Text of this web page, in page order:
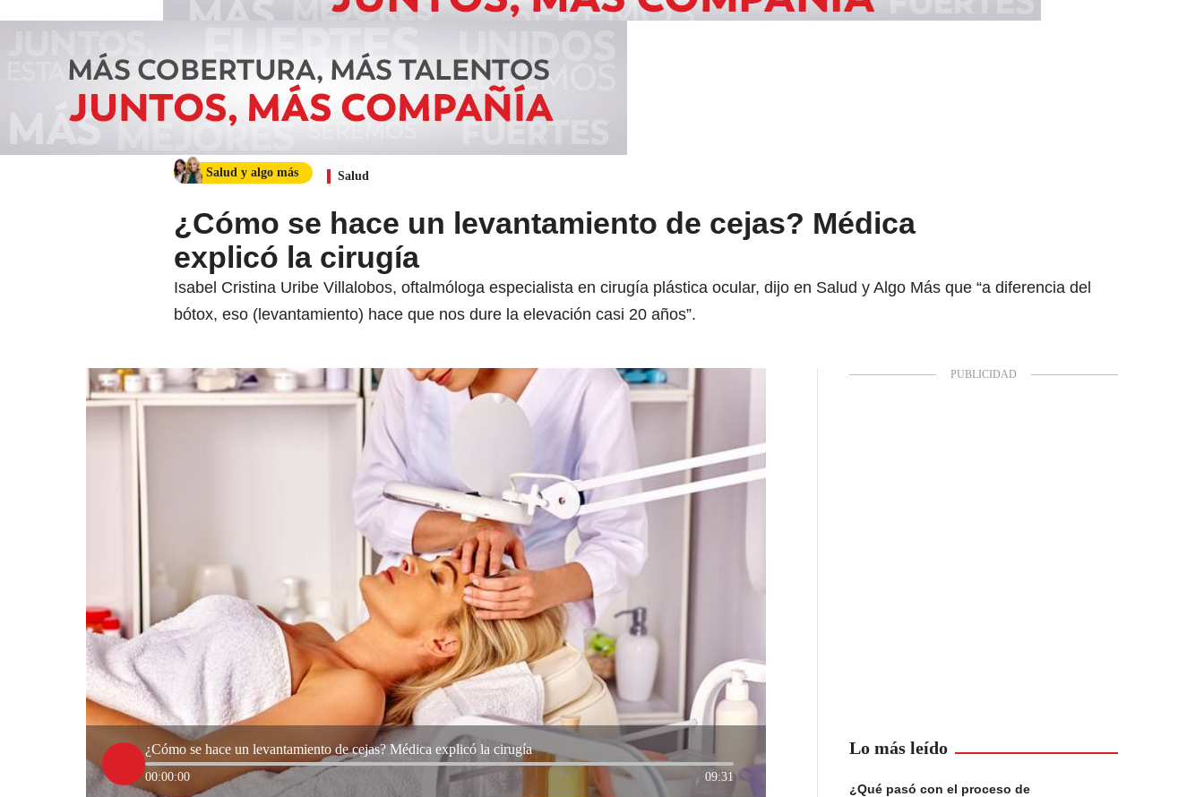
Salud y algo más Salud
¿Cómo se hace un levantamiento de cejas? Médica
explicó la cirugía
Isabel Cristina Uribe Villalobos, oftalmóloga especialista en cirugía plástica ocular, dijo en Salud y Algo Más que “a diferencia del
bótox, eso (levantamiento) hace que nos dure la elevación casi 20 años”.
¿Cómo se hace un levantamiento de cejas? Médica explicó la cirugía
00:00:00 09:31
Lo más leído
¿Qué pasó con el proceso de